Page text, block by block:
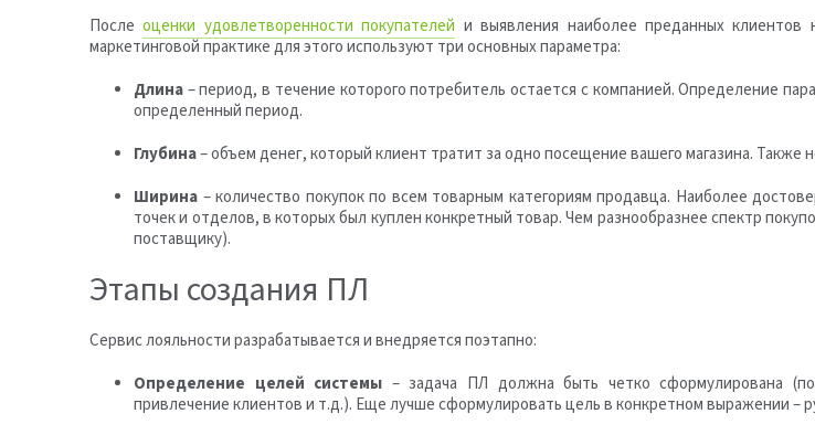
Послеоценки удовлетворенности покупателей и выявления наиболее преданных клиентов
маркетинговой практике для этого используют три основных параметра:
Длина– период, в течение которого потребитель остается с компанией. Определение
определенный период.
Глубина– объем денег, который клиент тратит за одно посещение вашего магазина. Также
Ширина – количество покупок по всем товарным категориям продавца. Наиболее
точек и отделов, в которых был куплен конкретный товар. Чем разнообразнее спектр
поставщику).
Этапы создания ПЛ
Сервис лояльности разрабатывается и внедряется поэтапно:
Определение целей системы – задача ПЛ должна быть четко сформулирована
привлечение клиентов и т.д.). Еще лучше сформулировать цель в конкретном выражении –